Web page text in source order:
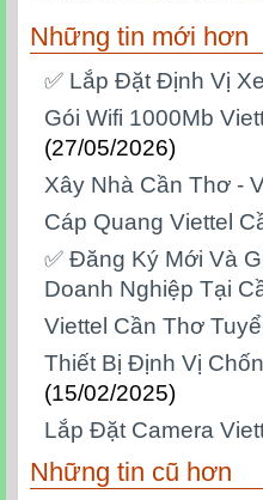
Những tin mới hơn
✅ Lắp Đặt Định Vị
Gói Wifi 1000Mb
(27/05/2026)
Xây Nhà Cần Thơ -
Cáp Quang Viettel
✅‎ Đăng Ký Mới Và
Doanh Nghiệp Tại
Viettel Cần Thơ
Thiết Bị Định Vị
(15/02/2025)
Lắp Đặt Camera
Những tin cũ hơn